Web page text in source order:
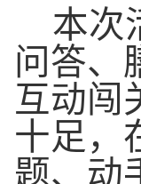
本次
问答、
互动闯
十足，
题、动